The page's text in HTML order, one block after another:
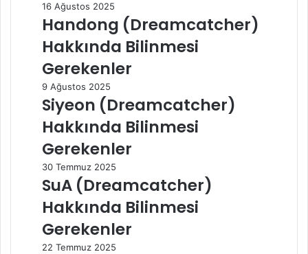
16 Ağustos 2025
Handong (Dreamcatcher)
Hakkında Bilinmesi
Gerekenler
9 Ağustos 2025
Siyeon (Dreamcatcher)
Hakkında Bilinmesi
Gerekenler
30 Temmuz 2025
SuA (Dreamcatcher)
Hakkında Bilinmesi
Gerekenler
22 Temmuz 2025